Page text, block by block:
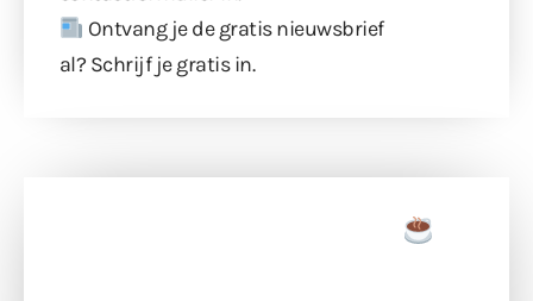
Ontvang je de gratis nieuwsbrief
al? Schrijf je gratis in.